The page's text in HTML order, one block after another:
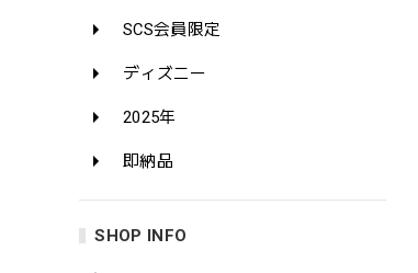
SCS会員限定
ディズニー
2025年
即納品
SHOP INFO